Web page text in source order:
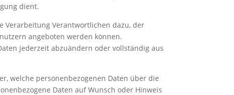
dient.
Verarbeitung Verantwortlichen dazu, der
angeboten werden können.
jederzeit abzuändern oder vollständig aus
welche personenbezogenen Daten über die
Daten auf Wunsch oder Hinweis